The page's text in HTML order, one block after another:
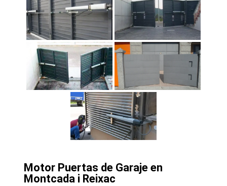
Motor Puertas de Garaje en
Montcada i Reixac